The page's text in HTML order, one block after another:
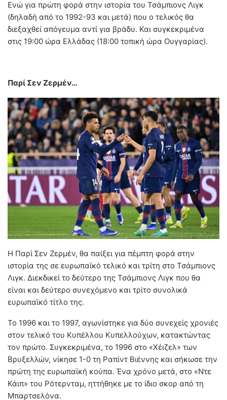
Ενώ για πρώτη φορά στην ιστορία του Τσάμπιονς Λιγκ
(δηλαδή από το 1992-93 και μετά) που ο τελικός θα
διεξαχθεί απόγευμα αντί για βράδυ. Και συγκεκριμένα
στις 19:00 ώρα Ελλάδας (18:00 τοπική ώρα Ουγγαρίας).
Παρί Σεν Ζερμέν…
Η Παρί Σεν Ζερμέν, θα παίξει για πέμπτη φορά στην
ιστορία της σε ευρωπαϊκό τελικό και τρίτη στο Τσάμπιονς
Λιγκ. Διεκδικεί το δεύτερο της Τσάμπιονς Λιγκ που θα
είναι και δεύτερο συνεχόμενο και τρίτο συνολικά
ευρωπαϊκό τίτλο της.
Το 1996 και το 1997, αγωνίστηκε για δύο συνεχείς χρονιές
στον τελικό του Κυπέλλου Κυπελλούχων, κατακτώντας
τον πρώτο. Συγκεκριμένα, το 1996 στο «Χέιζελ» των
Βρυξελλών, νίκησε 1-0 τη Ραπίντ Βιέννης και σήκωσε την
πρώτη της ευρωπαϊκή κούπα. Ένα χρόνο μετά, στο «Ντε
Κάιπ» του Ρότερνταμ, ηττήθηκε με το ίδιο σκορ από τη
Μπαρτσελόνα.